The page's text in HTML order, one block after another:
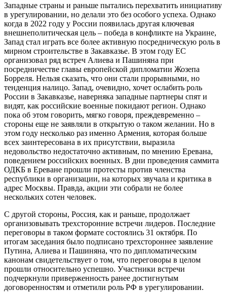
Западные страны и раньше пытались перехватить инициативу
в урегулировании, но делали это без особого успеха. Однако
когда в 2022 году у России появилась другая ключевая
внешнеполитическая цель – победа в конфликте на Украине,
Запад стал играть все более активную посредническую роль в
мирном строительстве в Закавказье. В этом году ЕС
организовал ряд встреч Алиева и Пашиняна при
посредничестве главы европейской дипломатии Жозепа
Борреля. Нельзя сказать, что они стали прорывными, но
тенденция налицо. Запад, очевидно, хочет ослабить роль
России в Закавказье, наверняка западные партнеры спят и
видят, как российские военные покидают регион. Однако
пока об этом говорить, мягко говоря, преждевременно –
стороны еще не заявляли в открытую о таком желании. Но в
этом году несколько раз именно Армения, которая больше
всех заинтересована в их присутствии, выразила
недовольство недостаточно активным, по мнению Еревана,
поведением российских военных. В дни проведения саммита
ОДКБ в Ереване прошли протесты против членства
республики в организации, на которых звучала и критика в
адрес Москвы. Правда, акции эти собрали не более
нескольких сотен человек.
С другой стороны, Россия, как и раньше, продолжает
организовывать трехсторонние встречи лидеров. Последние
переговоры в таком формате состоялись 31 октября. По
итогам заседания было подписано трехстороннее заявление
Путина, Алиева и Пашиняна, что по дипломатическим
канонам свидетельствует о том, что переговоры в целом
прошли относительно успешно. Участники встречи
подчеркнули приверженность ранее достигнутым
договоренностям и отметили роль РФ в урегулировании.